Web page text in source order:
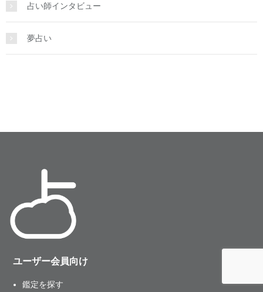
占い師インタビュー
夢占い
ユーザー会員向け
鑑定を探す